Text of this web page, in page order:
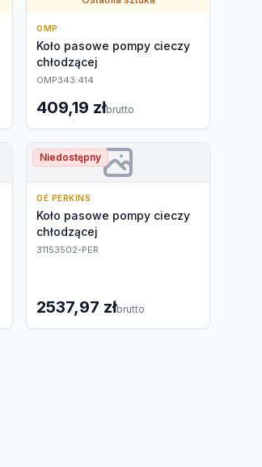
OMP
Koło pasowe pompy cieczy
chłodzącej
OMP343.414
409,19 złbrutto
Niedostępny
OE PERKINS
Koło pasowe pompy cieczy
chłodzącej
31153502-PER
2537,97 złbrutto